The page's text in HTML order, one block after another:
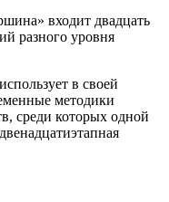
входит двадцать
разного уровня
в своей
методики
среди которых одной